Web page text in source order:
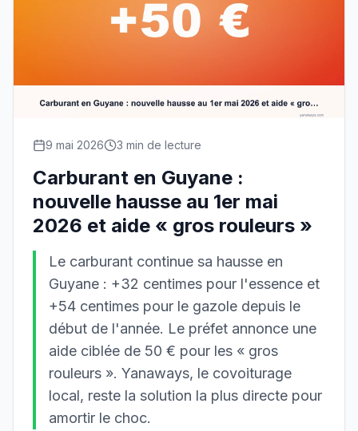
9 mai 2026 3 min de lecture
Carburant en Guyane :
nouvelle hausse au 1er mai
2026 et aide « gros rouleurs »
Le carburant continue sa hausse en
Guyane : +32 centimes pour l'essence et
+54 centimes pour le gazole depuis le
début de l'année. Le préfet annonce une
aide ciblée de 50 € pour les « gros
rouleurs ». Yanaways, le covoiturage
local, reste la solution la plus directe pour
amortir le choc.